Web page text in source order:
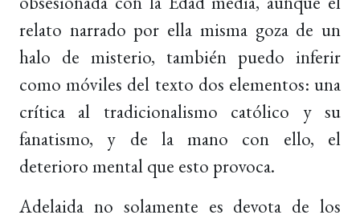
relato narrado por ella misma goza de un
halo de misterio, también puedo inferir
como móviles del texto dos elementos: una
crítica al tradicionalismo católico y su
fanatismo, y de la mano con ello, el
deterioro mental que esto provoca.
Adelaida no solamente es devota de los